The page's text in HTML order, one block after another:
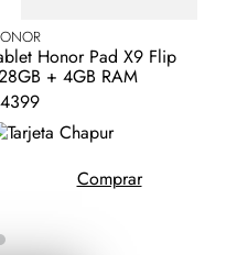
Honor Pad X9 Flip
+ 4GB RAM
Comprar